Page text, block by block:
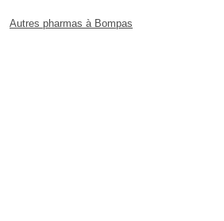
Autres pharmas à Bompas